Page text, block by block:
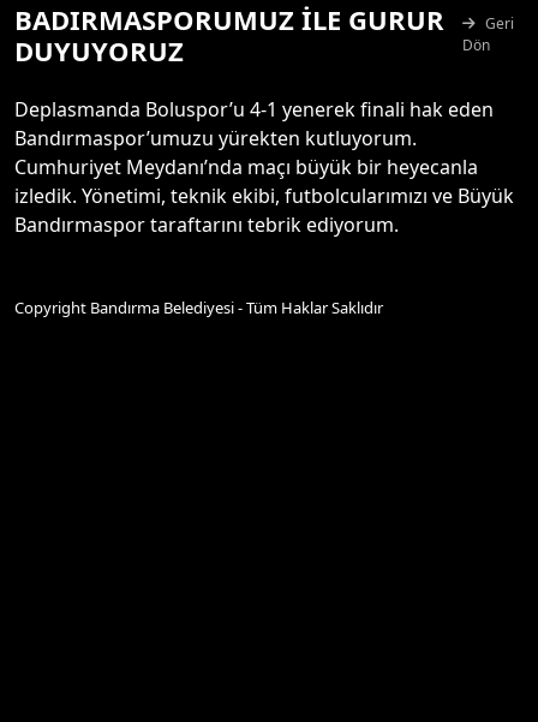
BADIRMASPORUMUZ İLE GURUR
DUYUYORUZ
Geri
Dön
Deplasmanda Boluspor’u 4-1 yenerek finali hak eden
Bandırmaspor’umuzu yürekten kutluyorum.
Cumhuriyet Meydanı’nda maçı büyük bir heyecanla
izledik. Yönetimi, teknik ekibi, futbolcularımızı ve Büyük
Bandırmaspor taraftarını tebrik ediyorum.
Copyright Bandırma Belediyesi - Tüm Haklar Saklıdır